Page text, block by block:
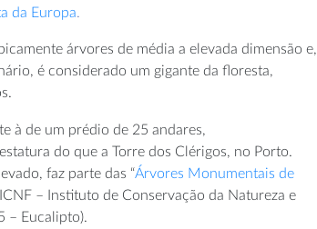
da Europa.
árvores de média a elevada dimensão e,
é considerado um gigante da floresta,
à de um prédio de 25 andares,
do que a Torre dos Clérigos, no Porto.
faz parte das “Árvores Monumentais de
– Instituto de Conservação da Natureza e
– Eucalipto).